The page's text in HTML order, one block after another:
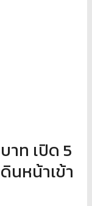
าท เปิด 5
นหน้าเข้า